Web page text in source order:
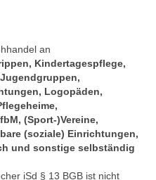
an
Kindertagespflege,
Logopäden,
(Sport-)Vereine,
(soziale) Einrichtungen,
und sonstige selbständig
iSd § 13 BGB ist nicht